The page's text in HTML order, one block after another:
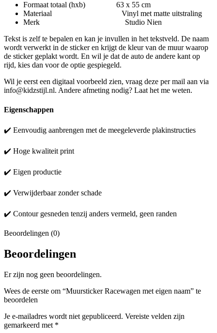
Formaat totaal (hxb) 63 x 55 cm
Materiaal Vinyl met matte uitstraling
Merk Studio Nien
Tekst is zelf te bepalen en kan je invullen in het tekstveld. De naam
wordt verwerkt in de sticker en krijgt de kleur van de muur waarop
de sticker geplakt wordt. En wil je dat de auto de andere kant op
rijd, kies dan voor de optie gespiegeld.
Wil je eerst een digitaal voorbeeld zien, vraag deze per mail aan via
info@kidzstijl.nl. Andere afmeting nodig? Laat het me weten.
Eigenschappen
✔️ Eenvoudig aanbrengen met de meegeleverde plakinstructies
✔️ Hoge kwaliteit print
✔️ Eigen productie
✔️ Verwijderbaar zonder schade
✔️ Contour gesneden tenzij anders vermeld, geen randen
Beoordelingen (0)
Beoordelingen
Er zijn nog geen beoordelingen.
Wees de eerste om “Muursticker Racewagen met eigen naam” te
beoordelen
Je e-mailadres wordt niet gepubliceerd. Vereiste velden zijn
gemarkeerd met *